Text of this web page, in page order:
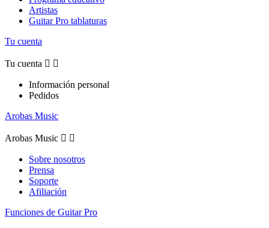
Artistas
Guitar Pro tablaturas
Tu cuenta
Tu cuenta  
Información personal
Pedidos
Arobas Music
Arobas Music  
Sobre nosotros
Prensa
Soporte
Afiliación
Funciones de Guitar Pro